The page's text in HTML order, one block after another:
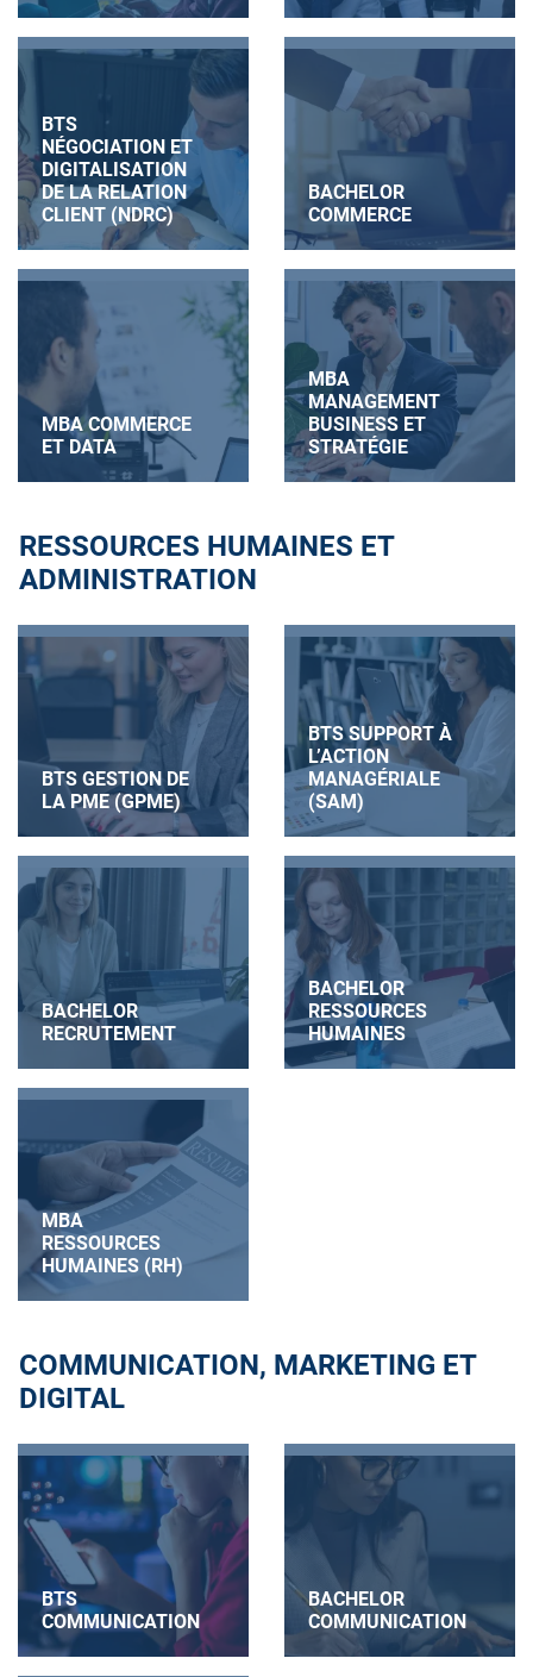
BTS
NÉGOCIATION ET
DIGITALISATION
DE LA RELATION
CLIENT (NDRC)
BACHELOR
COMMERCE
MBA COMMERCE
ET DATA
MBA
MANAGEMENT
BUSINESS ET
STRATÉGIE
RESSOURCES HUMAINES ET
ADMINISTRATION
BTS GESTION DE
LA PME (GPME)
BTS SUPPORT À
L’ACTION
MANAGÉRIALE
(SAM)
BACHELOR
RECRUTEMENT
BACHELOR
RESSOURCES
HUMAINES
MBA
RESSOURCES
HUMAINES (RH)
COMMUNICATION, MARKETING ET
DIGITAL
BTS
COMMUNICATION
BACHELOR
COMMUNICATION